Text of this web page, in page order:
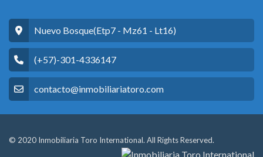
Nuevo Bosque(Etp7 - Mz61 - Lt16)
(+57)-301-4336147
contacto@inmobiliariatoro.com
© 2020 Inmobiliaria Toro International. All Rights Reserved.